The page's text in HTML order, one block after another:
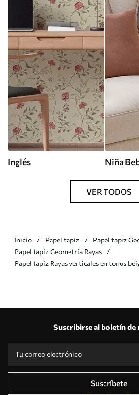
Inglés Niña
VER TODOS
Inicio Papel tapiz
Papel tapiz
Papel tapiz Geometría Rayas
Papel tapiz Rayas verticales en tonos
Suscribirse al boletín de
Suscríbete